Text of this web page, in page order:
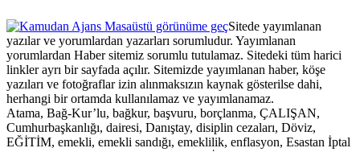
Masaüstü görünüme geçSitede yayımlanan
yazılar ve yorumlardan yazarları sorumludur. Yayımlanan
yorumlardan Haber sitemiz sorumlu tutulamaz. Sitedeki tüm harici
linkler ayrı bir sayfada açılır. Sitemizde yayımlanan haber, köşe
yazıları ve fotoğraflar izin alınmaksızın kaynak gösterilse dahi,
herhangi bir ortamda kullanılamaz ve yayımlanamaz.
Atama, Bağ-Kur’lu, bağkur, başvuru, borçlanma, ÇALIŞAN,
Cumhurbaşkanlığı, dairesi, Danıştay, disiplin cezaları, Döviz,
EĞİTİM, emekli, emekli sandığı, emeklilik, enflasyon, Esastan İptal